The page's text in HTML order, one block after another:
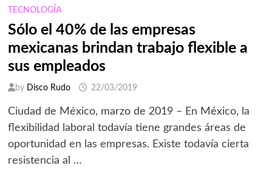
TECNOLOGÍA
Sólo el 40% de las empresas
mexicanas brindan trabajo flexible a
sus empleados
by Disco Rudo 22/03/2019
Ciudad de México, marzo de 2019 – En México, la
flexibilidad laboral todavía tiene grandes áreas de
oportunidad en las empresas. Existe todavía cierta
resistencia al …